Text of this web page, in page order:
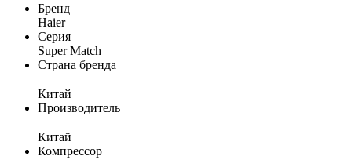
Бренд
Haier
Серия
Super Match
Страна бренда
Китай
Производитель
Китай
Компрессор